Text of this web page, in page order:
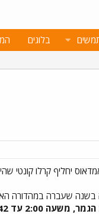
בלוגים
יחליף קרלו קונטי שהיה
במהדורה האחרונה של אמדאוס